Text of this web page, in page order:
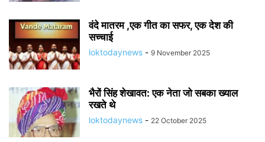
वंदे मातरम ,एक गीत का सफर, एक देश की
सच्चाई
loktodaynews - 9 November 2025
भैरों सिंह शेखावत: एक नेता जो सबका ख्याल
रखते थे
loktodaynews - 22 October 2025